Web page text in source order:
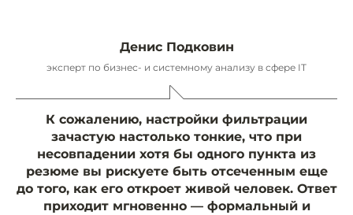
Денис Подковин
эксперт по бизнес- и системному анализу в сфере IT
К сожалению, настройки фильтрации
зачастую настолько тонкие, что при
несовпадении хотя бы одного пункта из
резюме вы рискуете быть отсеченным еще
до того, как его откроет живой человек. Ответ
приходит мгновенно — формальный и